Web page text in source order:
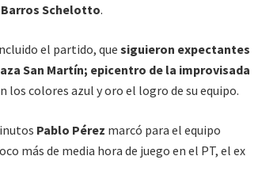
Schelotto.
el partido, que siguieron expectantes
San Martín; epicentro de la improvisada
los colores azul y oro el logro de su equipo.
Pablo Pérez marcó para el equipo
más de media hora de juego en el PT, el ex